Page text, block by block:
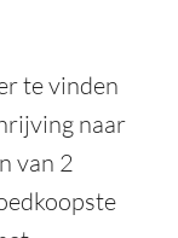
te vinden
naar
van 2